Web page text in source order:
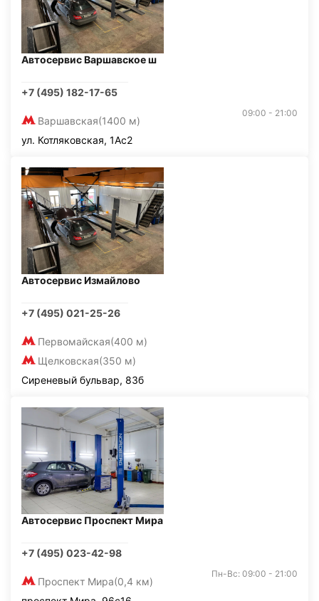
Автосервис Варшавское ш
+7 (495) 182-17-65
Варшавская(1400 м)
09:00 - 21:00
ул. Котляковская, 1Ас2
Автосервис Измайлово
+7 (495) 021-25-26
Первомайская(400 м)
Щелковская(350 м)
Сиреневый бульвар, 83б
Автосервис Проспект Мира
+7 (495) 023-42-98
Проспект Мира(0,4 км)
Пн-Вс: 09:00 - 21:00